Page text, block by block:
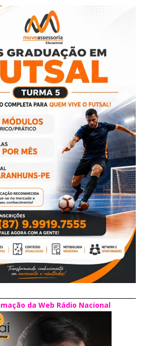
da Web Rádio Nacional